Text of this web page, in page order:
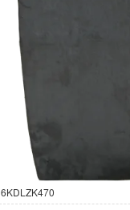
6KDLZK470